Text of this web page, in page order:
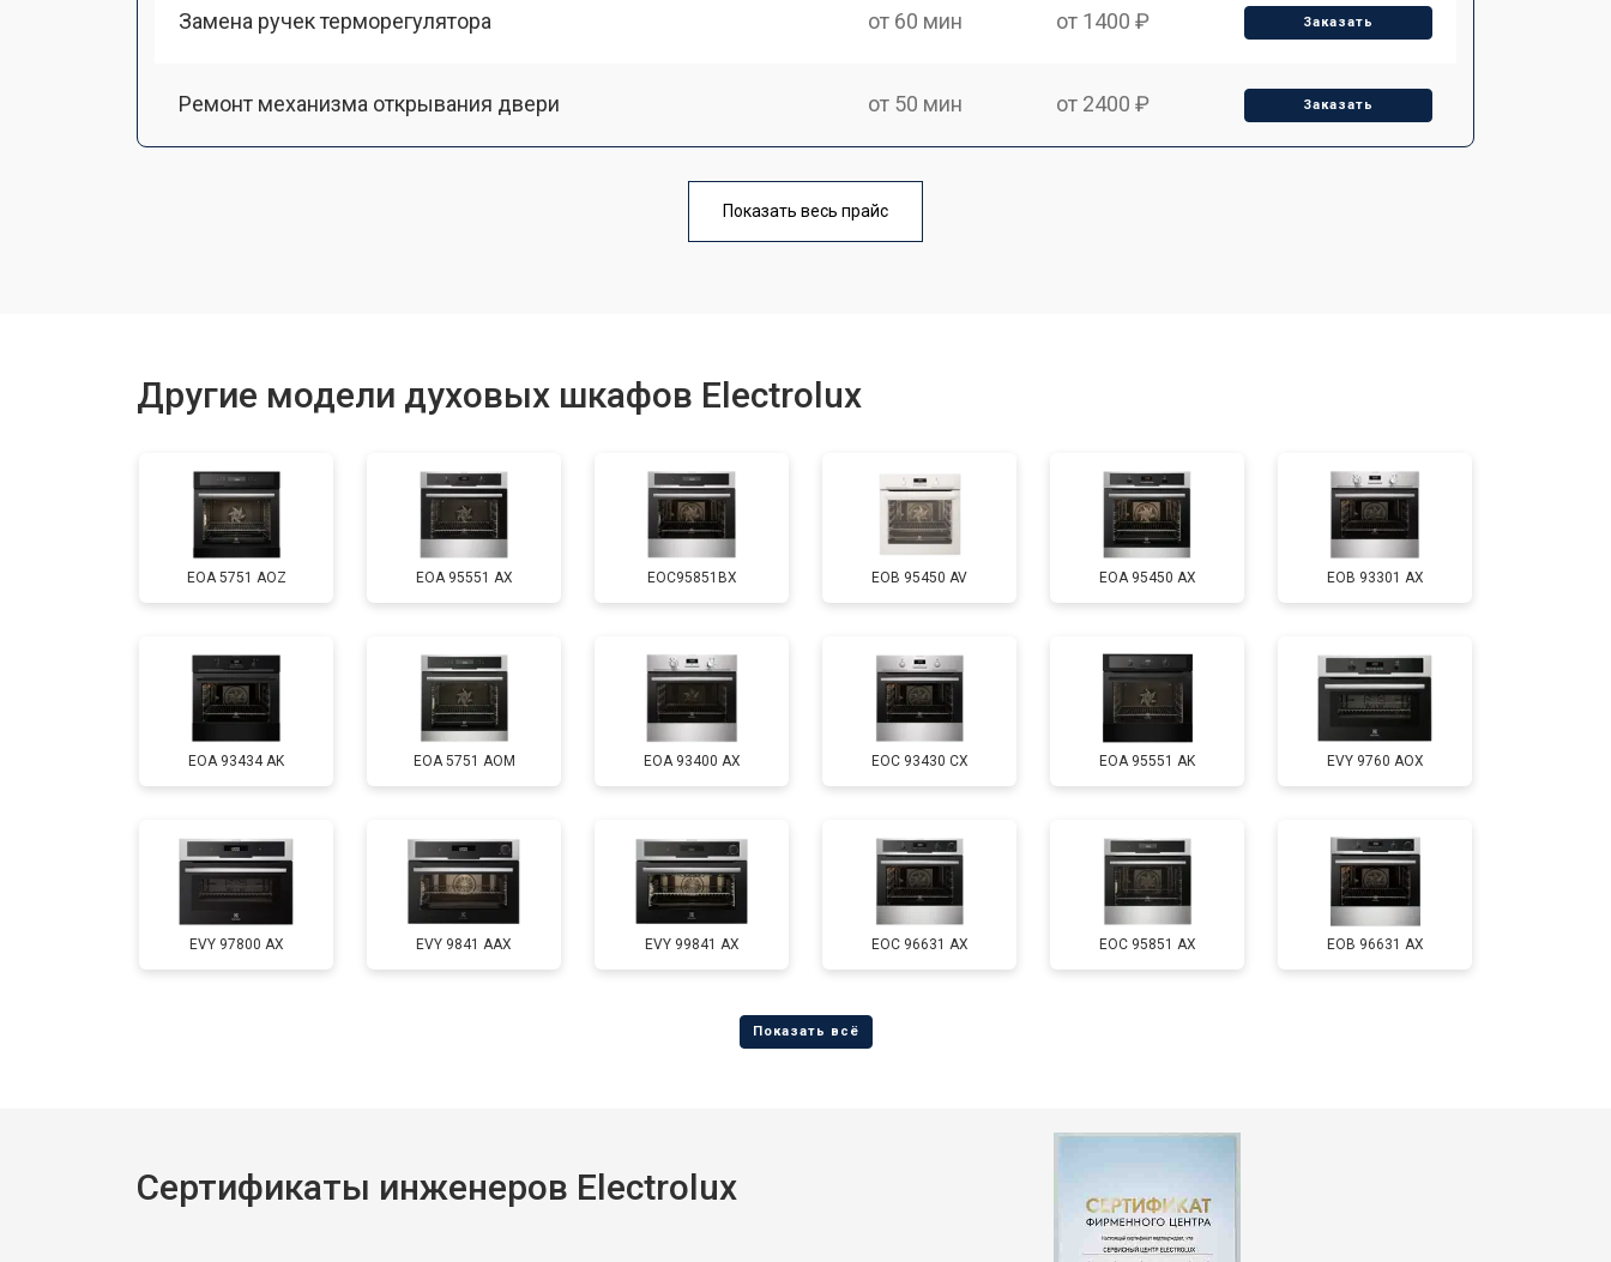
Замена ручек терморегулятора от 60 мин от 1400 ₽ Заказать
Ремонт механизма открывания двери от 50 мин от 2400 ₽ Заказать
от 90 мин
Замена панели управления от 120 мин от 4500 ₽ Заказать
Показать весь прайс
Другие модели духовых шкафов Electrolux
EOA 5751 AOZ EOA 95551 AX EOC95851BX EOB 95450 AV EOA 95450 AX EOB 93301 AX
EOA 93434 AK EOA 5751 AOM EOA 93400 AX EOC 93430 CX EOA 95551 AK EVY 9760 AOX
EVY 97800 AX EVY 9841 AAX EVY 99841 AX EOC 96631 AX EOC 95851 AX EOB 96631 AX
Сертификаты инженеров Electrolux